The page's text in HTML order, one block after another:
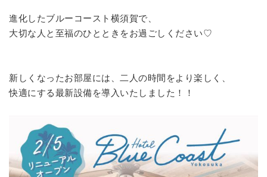
進化したブルーコースト横須賀で、
大切な人と至福のひとときをお過ごしください♡
新しくなったお部屋には、二人の時間をより楽しく、
快適にする最新設備を導入いたしました！！